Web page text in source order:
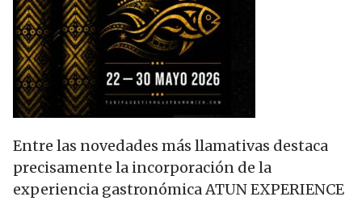
Entre las novedades más llamativas destaca
precisamente la incorporación de la
experiencia gastronómica ATUN EXPERIENCE